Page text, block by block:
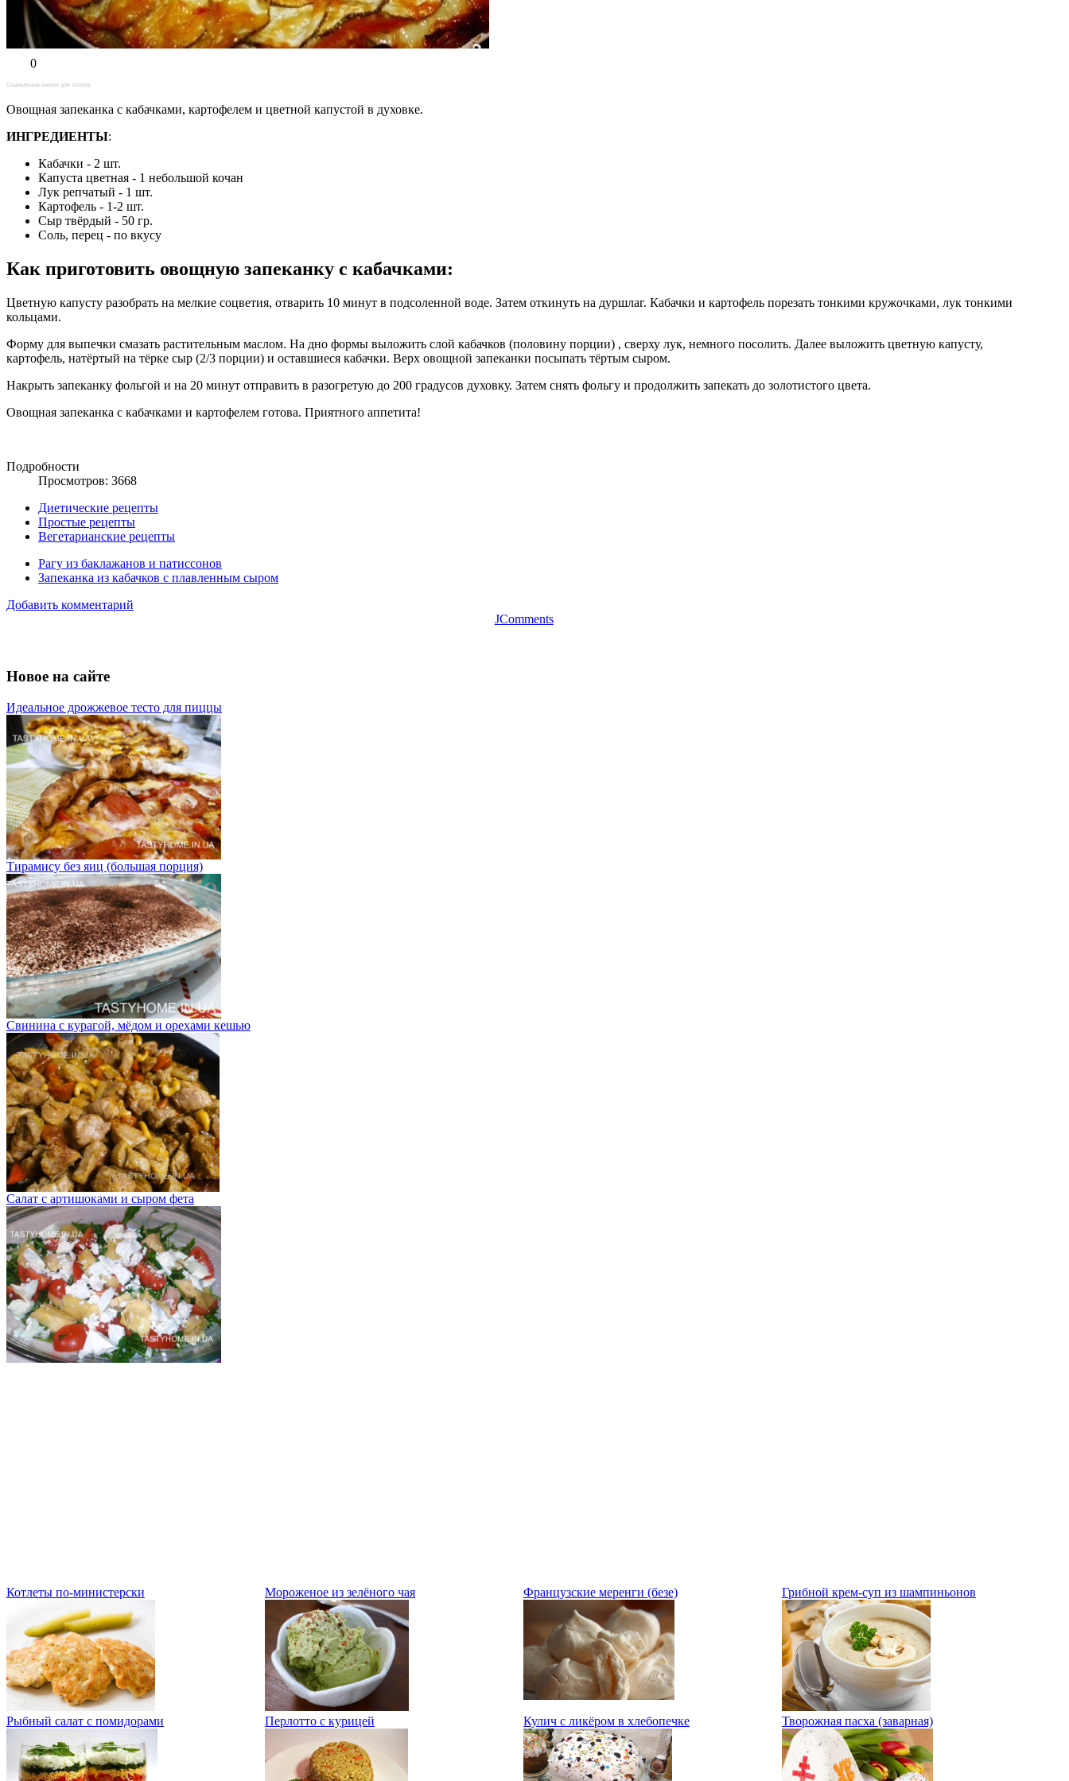
0
Социальные кнопки для Joomla
Овощная запеканка с кабачками, картофелем и цветной капустой в духовке.
ИНГРЕДИЕНТЫ:
Кабачки - 2 шт.
Капуста цветная - 1 небольшой кочан
Лук репчатый - 1 шт.
Картофель - 1-2 шт.
Сыр твёрдый - 50 гр.
Соль, перец - по вкусу
Как приготовить овощную запеканку с кабачками:
Цветную капусту разобрать на мелкие соцветия, отварить 10 минут в подсоленной воде. Затем откинуть на дуршлаг. Кабачки и картофель порезать тонкими кружочками, лук тонкими
кольцами.
Форму для выпечки смазать растительным маслом. На дно формы выложить слой кабачков (половину порции) , сверху лук, немного посолить. Далее выложить цветную капусту,
картофель, натёртый на тёрке сыр (2/3 порции) и оставшиеся кабачки. Верх овощной запеканки посыпать тёртым сыром.
Накрыть запеканку фольгой и на 20 минут отправить в разогретую до 200 градусов духовку. Затем снять фольгу и продолжить запекать до золотистого цвета.
Овощная запеканка с кабачками и картофелем готова. Приятного аппетита!
Подробности
Просмотров: 3668
Диетические рецепты
Простые рецепты
Вегетарианские рецепты
Рагу из баклажанов и патиссонов
Запеканка из кабачков с плавленным сыром
Добавить комментарий
JComments
Новое на сайте
Идеальное дрожжевое тесто для пиццы
Тирамису без яиц (большая порция)
Свинина с курагой, мёдом и орехами кешью
Салат с артишоками и сыром фета
Котлеты по-министерски Мороженое из зелёного чая Французские меренги (безе) Грибной крем-суп из шампиньонов
Рыбный салат с помидорами Перлотто с курицей Кулич с ликёром в хлебопечке Творожная пасха (заварная)